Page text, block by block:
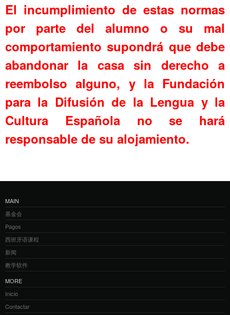
El incumplimiento de estas normas
por parte del alumno o su mal
comportamiento supondrá que debe
abandonar la casa sin derecho a
reembolso alguno, y la Fundación
para la Difusión de la Lengua y la
Cultura Española no se hará
responsable de su alojamiento.
MAIN
基金会
Pagos
西班牙语课程
新闻
教学软件
MORE
Inicio
Contactar